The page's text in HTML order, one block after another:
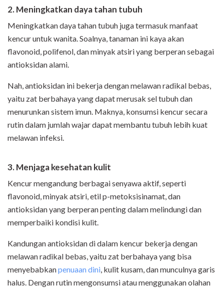
2. Meningkatkan daya tahan tubuh
Meningkatkan daya tahan tubuh juga termasuk manfaat
kencur untuk wanita. Soalnya, tanaman ini kaya akan
flavonoid, polifenol, dan minyak atsiri yang berperan sebagai
antioksidan alami.
Nah, antioksidan ini bekerja dengan melawan radikal bebas,
yaitu zat berbahaya yang dapat merusak sel tubuh dan
menurunkan sistem imun. Maknya, konsumsi kencur secara
rutin dalam jumlah wajar dapat membantu tubuh lebih kuat
melawan infeksi.
3. Menjaga kesehatan kulit
Kencur mengandung berbagai senyawa aktif, seperti
flavonoid, minyak atsiri, etil p-metoksisinamat, dan
antioksidan yang berperan penting dalam melindungi dan
memperbaiki kondisi kulit.
Kandungan antioksidan di dalam kencur bekerja dengan
melawan radikal bebas, yaitu zat berbahaya yang bisa
menyebabkanpenuaan dini, kulit kusam, dan munculnya garis
halus. Dengan rutin mengonsumsi atau menggunakan olahan